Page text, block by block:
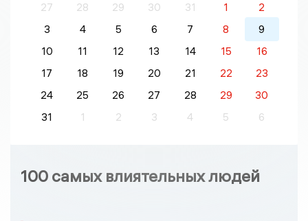
27
28 29 30 31 1
2
3
4 5 6 7 8
9
10
11 12 13 14 15
16
17
18 19 20 21 22
23
24
25 26 27 28 29
30
31
1 2 3 4 5 6
100 самых влиятельных людей